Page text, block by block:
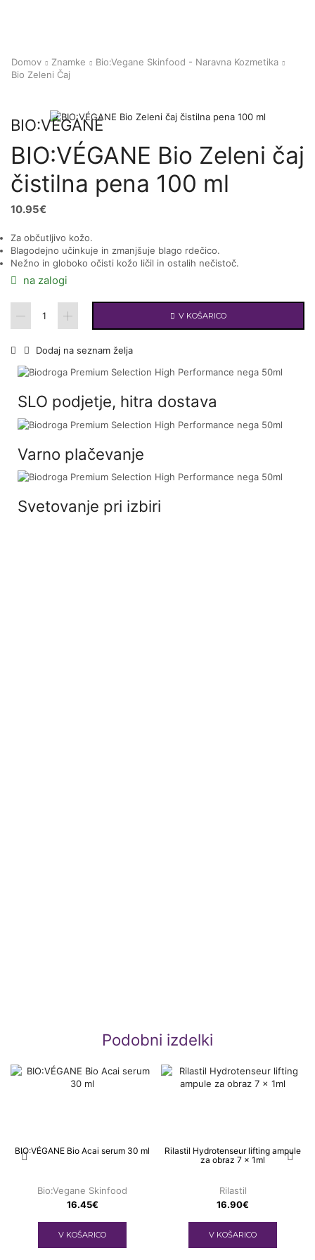
Domov Znamke
Bio:Vegane Skinfood - Naravna Kozmetika
Bio Zeleni Čaj
BIO:VÉGANE
BIO:VÉGANE Bio Zeleni čaj
čistilna pena 100 ml
10.95€
Za občutljivo kožo.
Blagodejno učinkuje in zmanjšuje blago rdečico.
Nežno in globoko očisti kožo ličil in ostalih nečistoč.
na zalogi
V KOŠARICO
Dodaj na seznam želja
SLO podjetje, hitra dostava
Varno plačevanje
Svetovanje pri izbiri
Podobni izdelki
BIO:VÉGANE Bio Acai serum 30 ml
Bio:Vegane Skinfood
16.45€
V KOŠARICO
Rilastil Hydrotenseur lifting ampule
za obraz 7 x 1ml
Rilastil
16.90€
V KOŠARICO